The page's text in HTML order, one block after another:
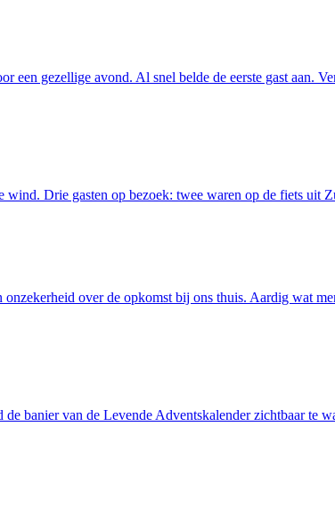
een gezellige avond. Al snel belde de eerste gast aan.
Drie gasten op bezoek: twee waren op de fiets uit
onzekerheid over de opkomst bij ons thuis. Aardig wat
banier van de Levende Adventskalender zichtbaar te